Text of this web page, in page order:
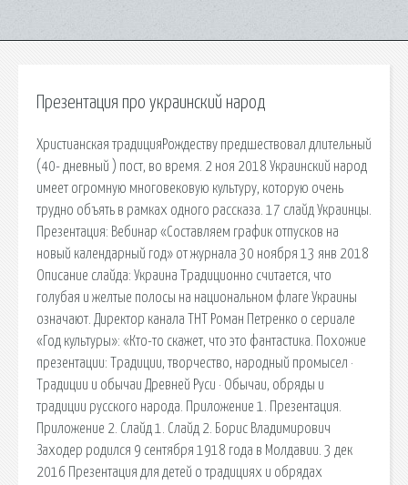
Презентация про украинский народ
Христианская традицияРождеству предшествовал длительный
(40- дневный ) пост, во время. 2 ноя 2018 Украинский народ
имеет огромную многовековую культуру, которую очень
трудно объять в рамках одного рассказа. 17 слайд Украинцы.
Презентация: Вебинар «Составляем график отпусков на
новый календарный год» от журнала 30 ноября 13 янв 2018
Описание слайда: Украина Традиционно считается, что
голубая и желтые полосы на национальном флаге Украины
означают. Директор канала ТНТ Роман Петренко о сериале
«Год культуры»: «Кто-то скажет, что это фантастика. Похожие
презентации: Традиции, творчество, народный промысел ·
Традиции и обычаи Древней Руси · Обычаи, обряды и
традиции русского народа. Приложение 1. Презентация.
Приложение 2. Слайд 1. Слайд 2. Борис Владимирович
Заходер родился 9 сентября 1918 года в Молдавии. 3 дек
2016 Презентация для детей о традициях и обрядах